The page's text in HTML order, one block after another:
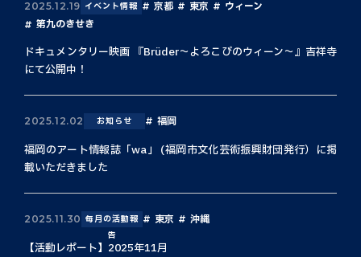
2025.12.19 イベント情報 京都 東京
ウィーン
第九のきせき
ドキュメンタリー映画 『Brüder〜よろこびのウィーン〜』吉祥寺
にて公開中！
2025.12.02 お知らせ 福岡
福岡のアート情報誌「wa」 (福岡市文化芸術振興財団発行）に掲
載いただきました
2025.11.30 毎月の活動報
告
東京 沖縄
【活動レポート】2025年11月